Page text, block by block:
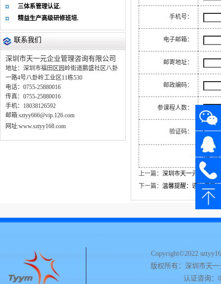
三体系管理认证.
精益生产高级研修班培.
联系我们
深圳市天一元企业管理咨询有限公司
地址：深圳市福田区园岭街道鹏盛社区八卦
一路4号八卦岭工业区11栋530
电话：0755-25880016
传真：0755-25880016
手机：18038126592
邮箱:sztyy666@vip.126.com
网址:www.sztyy168.com
手机号：
电子邮箱：
邮寄地址：
邮政编码：
参课程人数：
验证码：
上一篇： 深圳市天一元 2023年
下一篇： 温馨提醒：谨防假冒！
Copyright©2022
版权所有：深圳市天
认证咨询：